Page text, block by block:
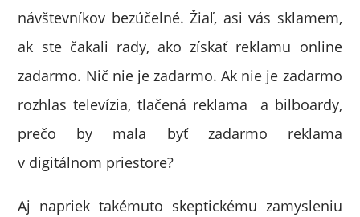
návštevníkov bezúčelné. Žiaľ, asi vás sklamem,
ak ste čakali rady, ako získať reklamu online
zadarmo. Nič nie je zadarmo. Ak nie je zadarmo
rozhlas televízia, tlačená reklama a bilboardy,
prečo by mala byť zadarmo reklama
v digitálnom priestore?
Aj napriek takémuto skeptickému zamysleniu